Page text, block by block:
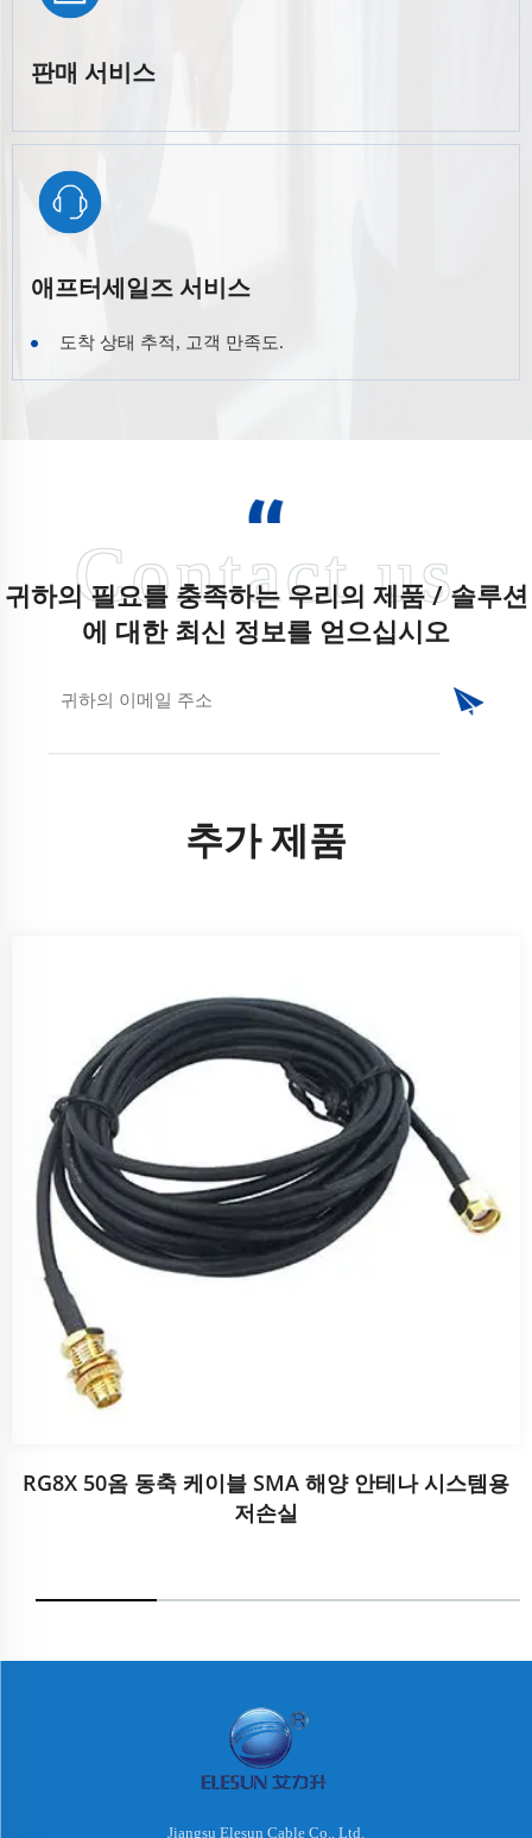
판매 서비스
애프터세일즈 서비스
도착 상태 추적, 고객 만족도.
귀하의 필요를 충족하는 우리의 제품 / 솔루션
에 대한 최신 정보를 얻으십시오
추가 제품
RG8X 50옴 동축 케이블 SMA 해양 안테나 시스템용
저손실
Jiangsu Elesun Cable Co., Ltd.